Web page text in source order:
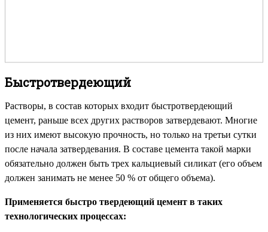
Быстротвердеющий
Растворы, в состав которых входит быстротвердеющий
цемент, раньше всех других растворов затвердевают. Многие
из них имеют высокую прочность, но только на третьи сутки
после начала затвердевания. В составе цемента такой марки
обязательно должен быть трех кальциевый силикат (его объем
должен занимать не менее 50 % от общего объема).
Применяется быстро твердеющий цемент в таких
технологических процессах: